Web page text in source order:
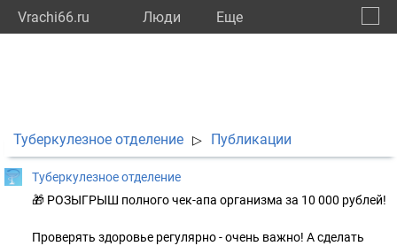
Vrachi66.ru Люди Eще
Туберкулезное отделение ▷ Публикации
Туберкулезное отделение
🎁 РОЗЫГРЫШ полного чек-апа организма за 10 000 рублей!
Проверять здоровье регулярно - очень важно! А сделать